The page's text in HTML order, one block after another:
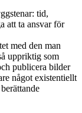
tid,
att ta ansvar för
med den man
uppriktig som
publicera bilder
något existentiellt